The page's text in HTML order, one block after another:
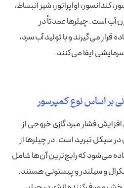
کندانسور، اواپراتور، شیر انبساط،
آب است. چیلرها عمدتاً در
قرار می‌گیرند و با تولید آب سرد،
ایفا می‌کنند.
بر اساس نوع کمپرسور
فشار مبرد گازی خروجی از
در سیکل تبرید است. در چیلرها از
می‌شود که رایج‌ترین آن‌ها شامل
و سیلندر و پیستونی هستند.